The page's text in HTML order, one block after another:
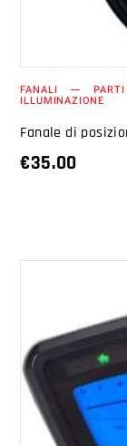
FANALI
ILLUMINAZIONE
Fanale di
€35.00